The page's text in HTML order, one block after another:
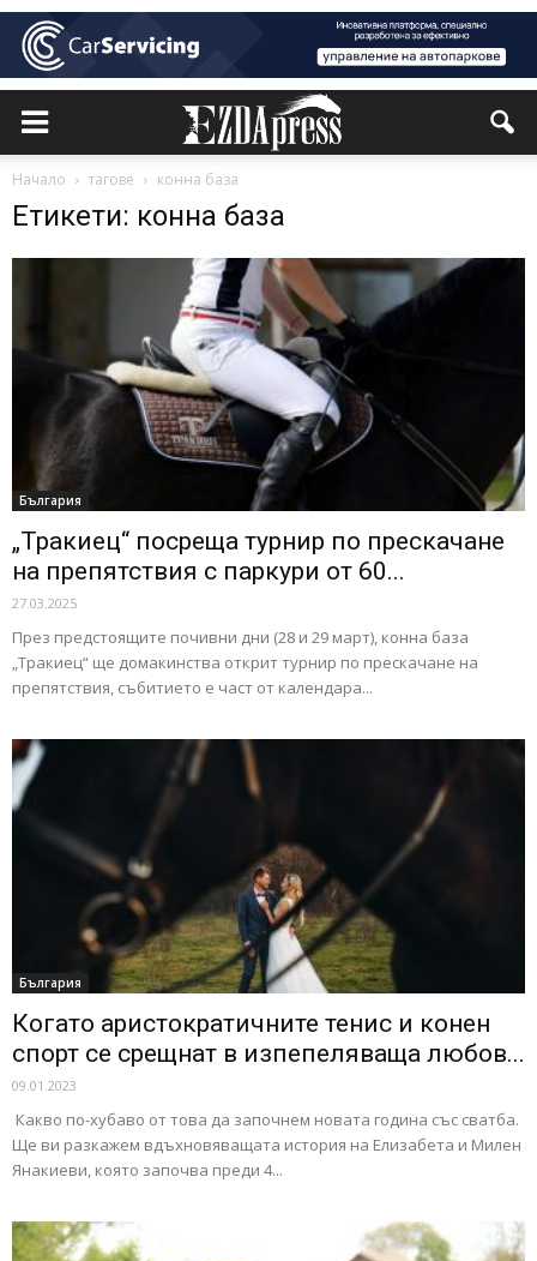
Начало тагове конна база
Етикети: конна база
България
„Тракиец“ посреща турнир по прескачане
на препятствия с паркури от 60...
27.03.2025
През предстоящите почивни дни (28 и 29 март), конна база
„Тракиец“ ще домакинства открит турнир по прескачане на
препятствия, събитието е част от календара...
България
Когато аристократичните тенис и конен
спорт се срещнат в изпепеляваща любов...
09.01.2023
Какво по-хубаво от това да започнем новата година със сватба.
Ще ви разкажем вдъхновяващата история на Елизабета и Милен
Янакиеви, която започва преди 4...